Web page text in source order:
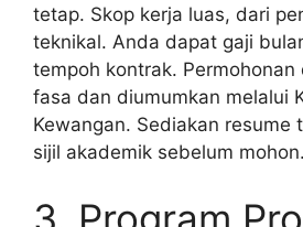
tetap. Skop kerja luas, dari
teknikal. Anda dapat gaji
tempoh kontrak.
fasa dan diumumkan melalui
Kewangan. Sediakan resume
sijil akademik sebelum mohon.